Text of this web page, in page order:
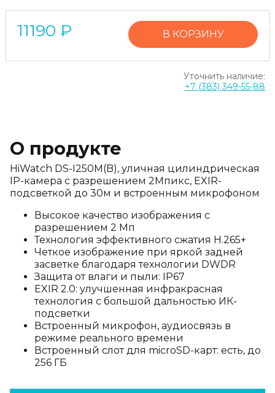
11190 ₽ В КОРЗИНУ
Уточнить наличие:
+7 (383) 349-55-88
О продукте
HiWatch DS-I250M(B), уличная цилиндрическая
IP-камера с разрешением 2Мпикс, EXIR-
подсветкой до 30м и встроенным микрофоном
Высокое качество изображения с
разрешением 2 Мп
Технология эффективного сжатия H.265+
Четкое изображение при яркой задней
засветке благодаря технологии DWDR
Защита от влаги и пыли: IP67
EXIR 2.0: улучшенная инфракрасная
технология с большой дальностью ИК-
подсветки
Встроенный микрофон, аудиосвязь в
режиме реального времени
Встроенный слот для microSD-карт: есть, до
256 ГБ